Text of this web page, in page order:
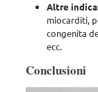
Altre
miocarditi,
congenita
ecc.
Conclusioni